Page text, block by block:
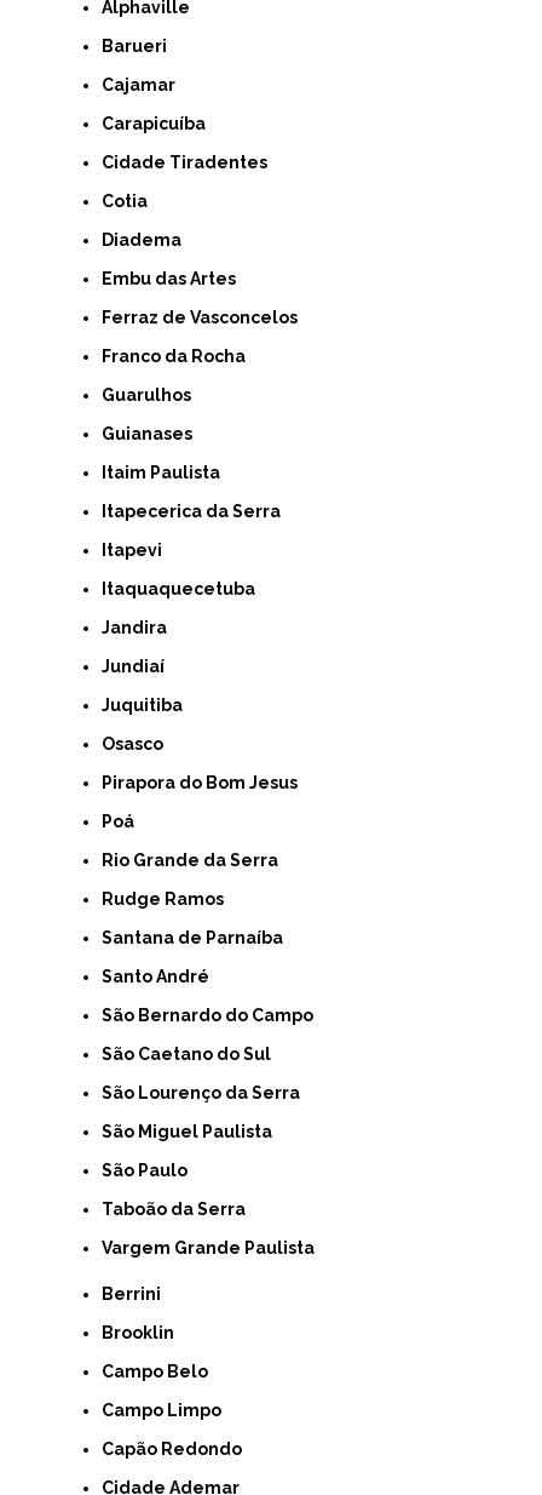
Alphaville
Barueri
Cajamar
Carapicuíba
Cidade Tiradentes
Cotia
Diadema
Embu das Artes
Ferraz de Vasconcelos
Franco da Rocha
Guarulhos
Guianases
Itaim Paulista
Itapecerica da Serra
Itapevi
Itaquaquecetuba
Jandira
Jundiaí
Juquitiba
Osasco
Pirapora do Bom Jesus
Poá
Rio Grande da Serra
Rudge Ramos
Santana de Parnaíba
Santo André
São Bernardo do Campo
São Caetano do Sul
São Lourenço da Serra
São Miguel Paulista
São Paulo
Taboão da Serra
Vargem Grande Paulista
Berrini
Brooklin
Campo Belo
Campo Limpo
Capão Redondo
Cidade Ademar